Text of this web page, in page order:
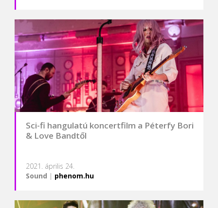
Sci-fi hangulatú koncertfilm a Péterfy Bori
& Love Bandtől
2021. április 24.
Sound | phenom.hu